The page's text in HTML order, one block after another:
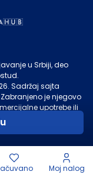
u Srbiji, deo
. Sadržaj sajta
Zabranjeno je njegovo
upotrebe ili
sajta.
Moj nalog